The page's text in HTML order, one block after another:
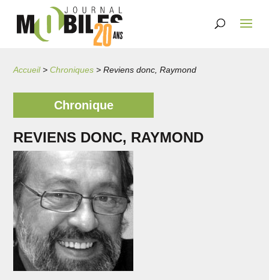
Accueil>Chroniques >Reviens donc, Raymond
Chronique
REVIENS DONC, RAYMOND